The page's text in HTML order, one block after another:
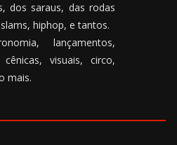
dos saraus, das rodas
hiphop, e tantos.
lançamentos,
visuais, circo,
mais.